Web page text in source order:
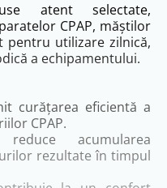
atent selectate,
CPAP, măștilor
utilizare zilnică,
a echipamentului.
curățarea eficientă a
CPAP.
acumularea
rezultate în timpul